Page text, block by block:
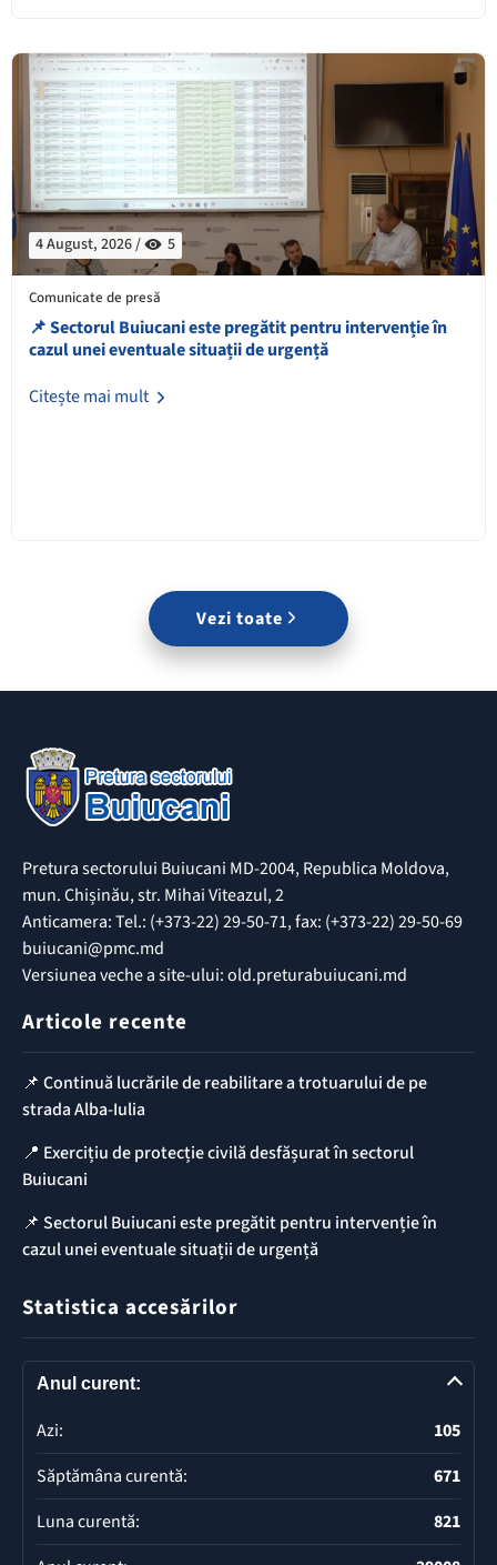
4 August, 2026 / 5
Comunicate de presă
📌 Sectorul Buiucani este pregătit pentru intervenție în
cazul unei eventuale situații de urgență
Citește mai mult
Vezi toate
Pretura sectorului Buiucani MD-2004, Republica Moldova,
mun. Chișinău, str. Mihai Viteazul, 2
Anticamera: Tel.: (+373-22) 29-50-71, fax: (+373-22) 29-50-69
buiucani@pmc.md
Versiunea veche a site-ului: old.preturabuiucani.md
Articole recente
📌 Continuă lucrările de reabilitare a trotuarului de pe
strada Alba-Iulia
📍 Exercițiu de protecție civilă desfășurat în sectorul
Buiucani
📌 Sectorul Buiucani este pregătit pentru intervenție în
cazul unei eventuale situații de urgență
Statistica accesărilor
Anul curent:
Azi:
105
Săptămâna curentă:
671
Luna curentă:
821